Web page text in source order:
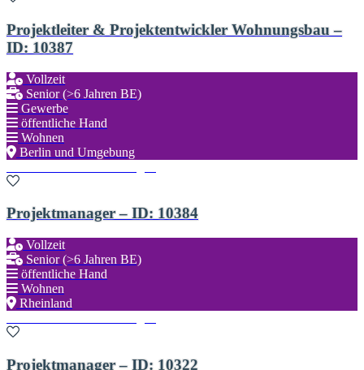
Projektleiter & Projektentwickler Wohnungsbau –
ID: 10387
Vollzeit
Senior (>6 Jahren BE)
Gewerbe
öffentliche Hand
Wohnen
Berlin und Umgebung
Projektmanager – ID: 10384
Vollzeit
Senior (>6 Jahren BE)
öffentliche Hand
Wohnen
Rheinland
Projektmanager – ID: 10322